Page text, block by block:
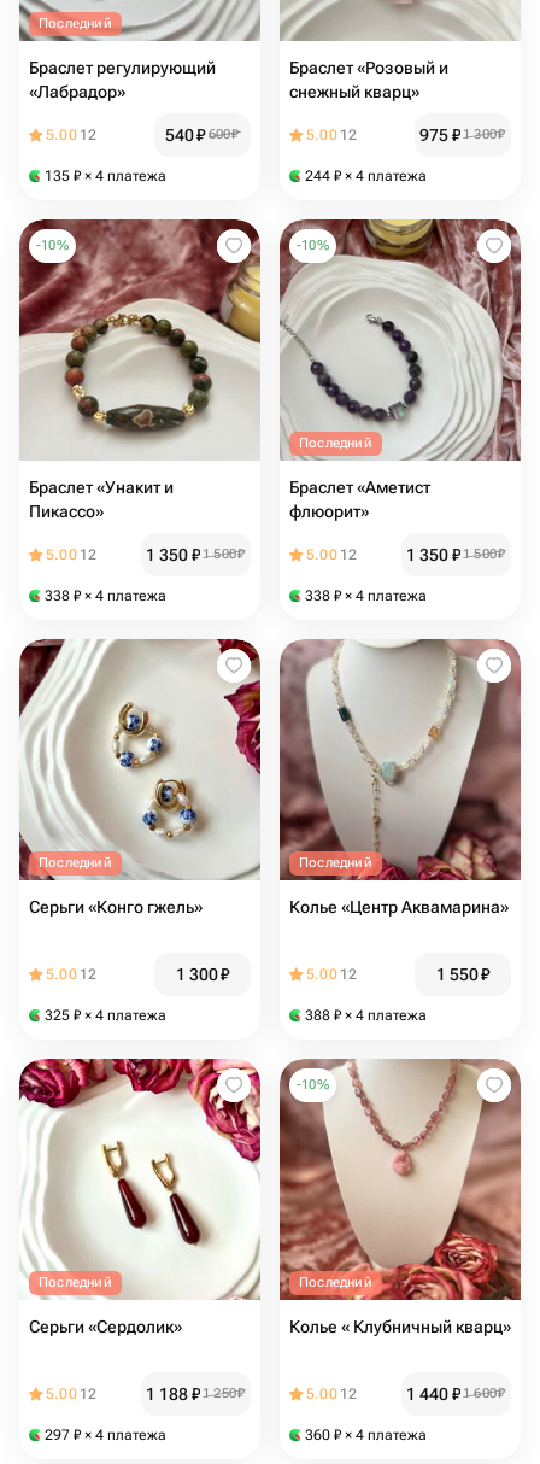
Последний
Браслет регулирующий
«Лабрадор»
5.00 12 540₽ 600₽
135 ₽ × 4 платежа
Браслет «Розовый и
снежный кварц»
5.00 12 975₽1 300₽
244 ₽ × 4 платежа
-10%
Браслет «Унакит и
Пикассо»
5.00 12 1 350₽1 500₽
338 ₽ × 4 платежа
-10%
Последний
Браслет «Аметист
флюорит»
5.00 12 1 350₽1 500₽
338 ₽ × 4 платежа
Последний
Серьги «Конго гжель»
5.00 12 1 300₽
325 ₽ × 4 платежа
Последний
Колье «Центр Аквамарина»
5.00 12 1 550₽
388 ₽ × 4 платежа
Последний
Серьги «Сердолик»
5.00 12 1 188₽1 250₽
297 ₽ × 4 платежа
-10%
Последний
Колье « Клубничный кварц»
5.00 12 1 440₽1 600₽
360 ₽ × 4 платежа